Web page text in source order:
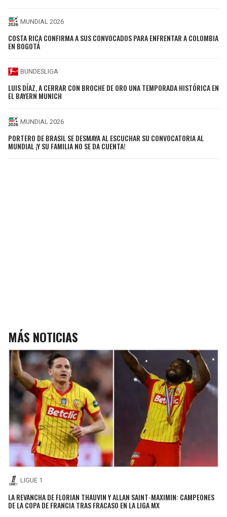
MUNDIAL 2026
COSTA RICA CONFIRMA A SUS CONVOCADOS PARA ENFRENTAR A COLOMBIA
EN BOGOTÁ
BUNDESLIGA
LUIS DÍAZ, A CERRAR CON BROCHE DE ORO UNA TEMPORADA HISTÓRICA EN
EL BAYERN MUNICH
MUNDIAL 2026
PORTERO DE BRASIL SE DESMAYA AL ESCUCHAR SU CONVOCATORIA AL
MUNDIAL ¡Y SU FAMILIA NO SE DA CUENTA!
MÁS NOTICIAS
LIGUE 1
LA REVANCHA DE FLORIAN THAUVIN Y ALLAN SAINT-MAXIMIN: CAMPEONES
DE LA COPA DE FRANCIA TRAS FRACASO EN LA LIGA MX